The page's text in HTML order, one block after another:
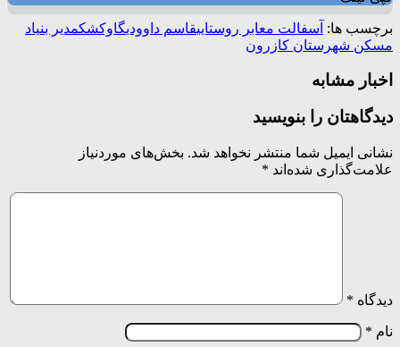
برچسب ها: آسفالت معابر روستاییقاسم داوودیگاوکشکمدیر بنیاد
مسکن شهرستان کازرون
اخبار مشابه
دیدگاهتان را بنویسید
نشانی ایمیل شما منتشر نخواهد شد. بخش‌های موردنیاز
علامت‌گذاری شده‌اند *
دیدگاه *
نام *